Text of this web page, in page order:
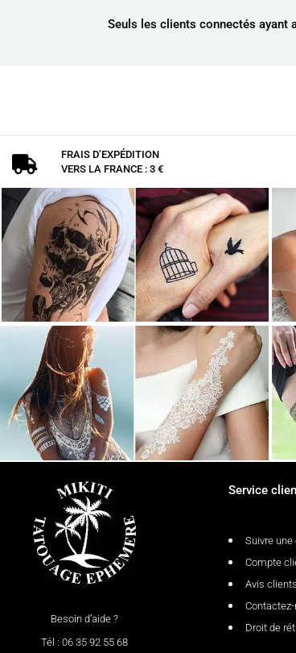
Seuls les clients connectés ayant

FRAIS D’EXPÉDITION
VERS LA FRANCE : 3 €
Besoin d’aide ?
Tél : 06 35 92 55 68
Service
Suivre
Compte
Avis clients
Droit de